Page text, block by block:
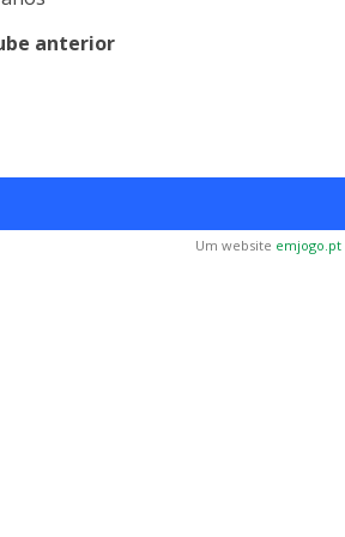
anterior
Um website emjogo.pt